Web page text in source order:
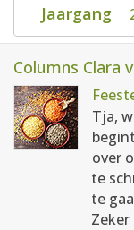
Jaargang
Columns Clara
Tja,
over
te
te